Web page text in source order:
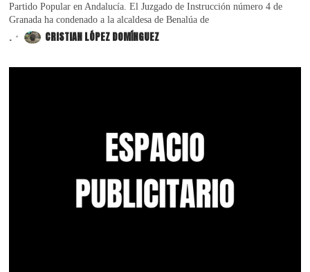
Partido Popular en Andalucía. El Juzgado de Instrucción número 4 de
Granada ha condenado a la alcaldesa de Benalúa de
. CRISTIAN LÓPEZ DOMÍNGUEZ